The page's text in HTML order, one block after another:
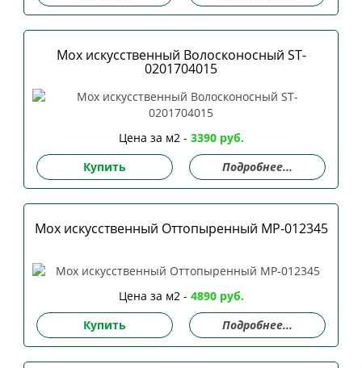
Мох искусственный Волосконосный ST-
0201704015
Цена за м2 - 3390 руб.
Купить
Подробнее...
Мох искусственный Оттопыренный MP-012345
Цена за м2 - 4890 руб.
Купить
Подробнее...